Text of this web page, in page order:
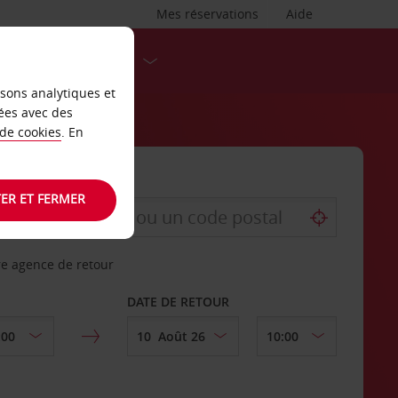
Aide
Mes réservations
agence de retour
DATE DE RETOUR
analytiques et
avec des
cookies. En
ET FERMER